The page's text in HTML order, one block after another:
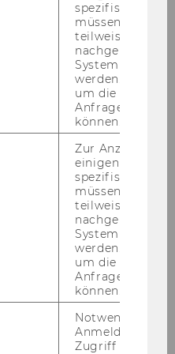
overview of the
and projects.
spezifischen
müssen
teilweise von
nachgelagerten
System
werden.
um die Antwort
Anfrage
können.
Zur Anzeige von
einigen WU-
spezifischen
müssen
teilweise von
nachgelagerten
System
werden.
um die Antwort
Anfrage
können.
Notwendig für
Anmeldung und
Zugriff auf